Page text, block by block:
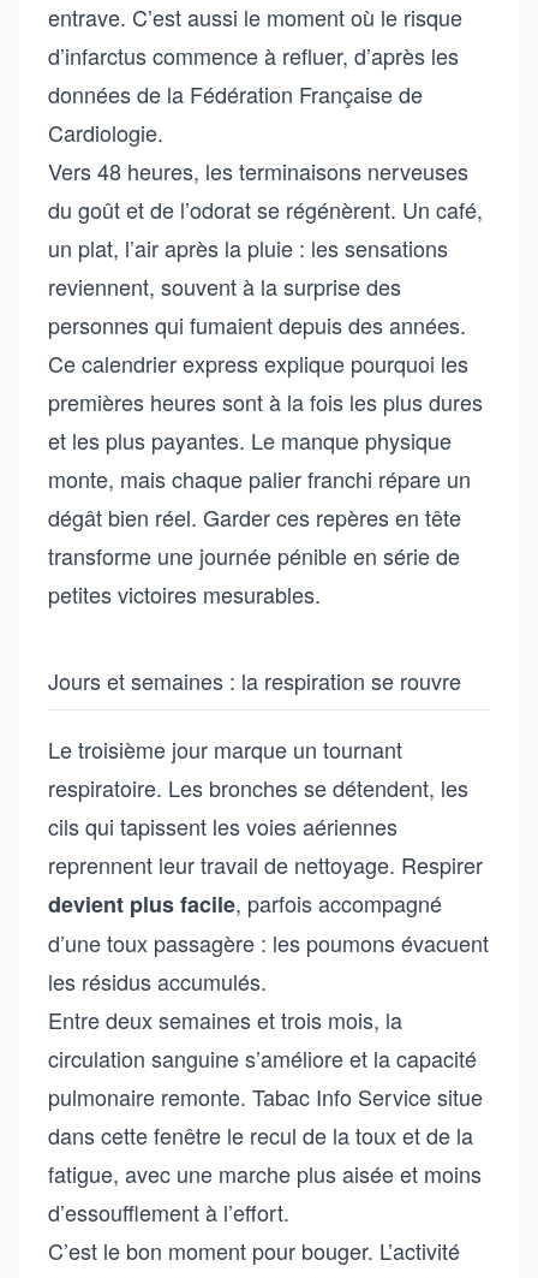
entrave. C’est aussi le moment où le risque
d’infarctus commence à refluer, d’après les
données de la Fédération Française de
Cardiologie.
Vers 48 heures, les terminaisons nerveuses
du goût et de l’odorat se régénèrent. Un café,
un plat, l’air après la pluie : les sensations
reviennent, souvent à la surprise des
personnes qui fumaient depuis des années.
Ce calendrier express explique pourquoi les
premières heures sont à la fois les plus dures
et les plus payantes. Le manque physique
monte, mais chaque palier franchi répare un
dégât bien réel. Garder ces repères en tête
transforme une journée pénible en série de
petites victoires mesurables.
Jours et semaines : la respiration se rouvre
Le troisième jour marque un tournant
respiratoire. Les bronches se détendent, les
cils qui tapissent les voies aériennes
reprennent leur travail de nettoyage. Respirer
devient plus facile, parfois accompagné
d’une toux passagère : les poumons évacuent
les résidus accumulés.
Entre deux semaines et trois mois, la
circulation sanguine s’améliore et la capacité
pulmonaire remonte. Tabac Info Service situe
dans cette fenêtre le recul de la toux et de la
fatigue, avec une marche plus aisée et moins
d’essoufflement à l’effort.
C’est le bon moment pour bouger. L’activité